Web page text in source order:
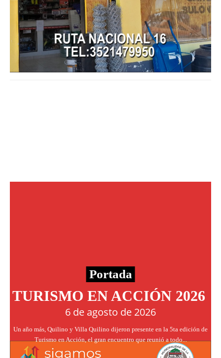
Portada
TURISMO EN ACCIÓN 2026
6 de agosto de 2026
Un año más, Quilino y Villa Quilino dijeron presente en la 5ta edición de
Turismo en Acción, el gran encuentro que reunió a todo...